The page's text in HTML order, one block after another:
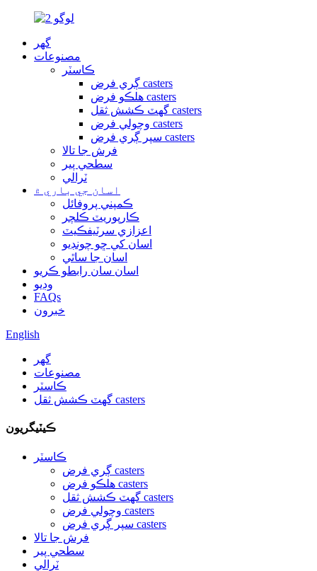
گهر
مصنوعات
ڪاسٽر
ڳري فرض casters
هلڪو فرض casters
گھٽ ڪشش ثقل casters
وچولي فرض casters
سپر ڳري فرض casters
فرش جا تالا
سطحي پير
ٽرالي
اسان جي باري ۾
ڪمپني پروفائل
ڪارپوريٽ ڪلچر
اعزازي سرٽيفڪيٽ
اسان کي ڇو چونڊيو
اسان جا ساٿي
اسان سان رابطو ڪريو
وڊيو
FAQs
خبرون
English
گهر
مصنوعات
ڪاسٽر
گھٽ ڪشش ثقل casters
ڪيٽيگريون
ڪاسٽر
ڳري فرض casters
هلڪو فرض casters
گھٽ ڪشش ثقل casters
وچولي فرض casters
سپر ڳري فرض casters
فرش جا تالا
سطحي پير
ٽرالي